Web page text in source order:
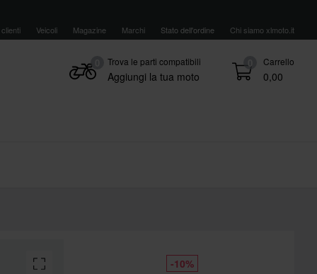
Veicoli Magazine Marchi Stato dell'ordine Chi siamo xlmoto.it
0 Carrello
0,00
Trova le parti compatibili
Aggiungi la tua moto
-10%